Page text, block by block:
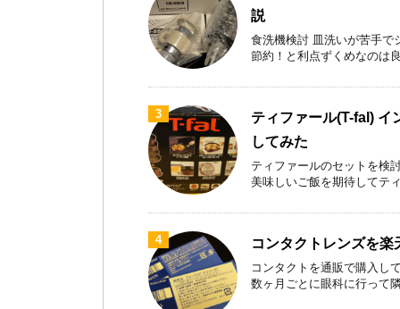
説
食洗機検討 皿洗いが苦手で
節約！と利点ずくめなのは
3
ティファール(T-fal) イ
してみた
ティファールのセットを検
美味しいご飯を期待してテ
4 コンタクトレンズを楽
コンタクトを通販で購入し
数ヶ月ごとに眼科に行って